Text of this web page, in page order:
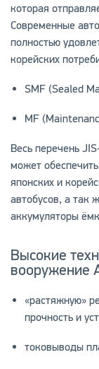
которая
Современные
полностью
корейских
SMF (Sealed
MF
Весь перечень
может
японских и
автобусов, а так
аккумуляторы
Высокие
вооружение
«растяжную»
прочность и
токовыводы